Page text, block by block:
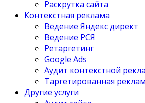
Раскрутка сайта
Контекстная реклама
Ведение Яндекс директ
Ведение РСЯ
Ретаргетинг
Google Ads
Аудит контекстной
Таргетированная
Другие услуги